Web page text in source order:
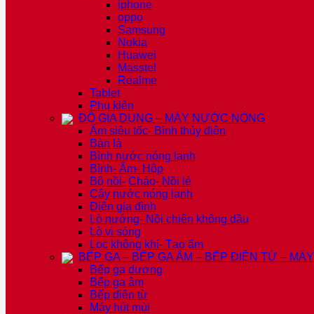
iphone
oppo
Samsung
Nokia
Huawei
Masstel
Realme
Tablet
Phụ kiện
ĐỒ GIA DỤNG – MÁY NƯỚC NÓNG
Ấm siêu tốc- Bình thủy điện
Bàn là
Bình nước nóng lạnh
Bình- Ấm- Hộp
Bộ nồi- Chảo- Nồi lẻ
Cây nước nóng lạnh
Điện gia đình
Lò nướng- Nồi chiên không dầu
Lò vi sóng
Lọc không khí- Tạo ẩm
BẾP GA – BẾP GA ÂM – BẾP ĐIỆN TỪ – MÁY
Bếp ga dương
Bếp ga âm
Bếp điện từ
Máy hút mùi